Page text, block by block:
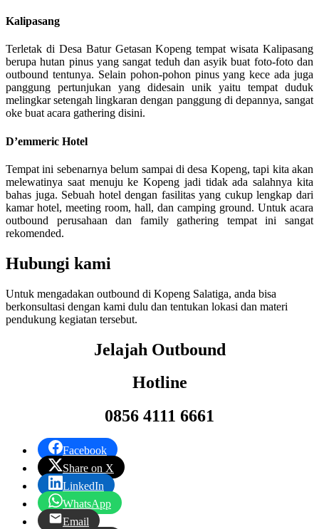
Kalipasang
Terletak di Desa Batur Getasan Kopeng tempat wisata Kalipasang
berupa hutan pinus yang sangat teduh dan asyik buat foto-foto dan
outbound tentunya. Selain pohon-pohon pinus yang kece ada juga
panggung pertunjukan yang didesain unik yaitu tempat duduk
melingkar setengah lingkaran dengan panggung di depannya, sangat
oke buat acara gathering disini.
D’emmeric Hotel
Tempat ini sebenarnya belum sampai di desa Kopeng, tapi kita akan
melewatinya saat menuju ke Kopeng jadi tidak ada salahnya kita
bahas juga. Sebuah hotel dengan fasilitas yang cukup lengkap dari
kamar hotel, meeting room, hall, dan camping ground. Untuk acara
outbound perusahaan dan family gathering tempat ini sangat
rekomended.
Hubungi kami
Untuk mengadakan outbound di Kopeng Salatiga, anda bisa
berkonsultasi dengan kami dulu dan tentukan lokasi dan materi
pendukung kegiatan tersebut.
Jelajah Outbound
Hotline
0856 4111 6661
Facebook
Share on X
LinkedIn
WhatsApp
Email